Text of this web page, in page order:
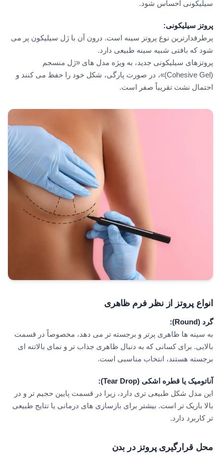
سیلیکونی احساس شود.
پروتز سیلیکونی:
پرطرفدارترین نوع پروتز سینه است. درون آن با ژل سیلیکون پر می
شود که بافتی شبیه سینه طبیعی دارد.
پروتزهای سیلیکونی جدید، به ویژه مدل های «ژل منسجم
(Cohesive Gel)»، در صورت پارگی، شکل خود را حفظ می کنند و
احتمال نشت تقریباً صفر است.
انواع پروتز از نظر فرم ظاهری
گرد (Round):
به سینه ها ظاهری پرتر و برجسته تر می دهد، مخصوصاً در قسمت
بالایی. برای کسانی که به دنبال ظاهری جذاب تر و نمای بالاتنه ای
برجسته هستند، انتخاب مناسبی است.
آناتومیک یا قطره اشکی (Tear Drop):
این مدل شکل طبیعی تری دارد، زیرا در قسمت پایین حجیم تر و در
بالا باریک تر است. بیشتر برای بازسازی های درمانی یا نتایج طبیعی
تر کاربرد دارد.
محل قرارگیری پروتز در بدن